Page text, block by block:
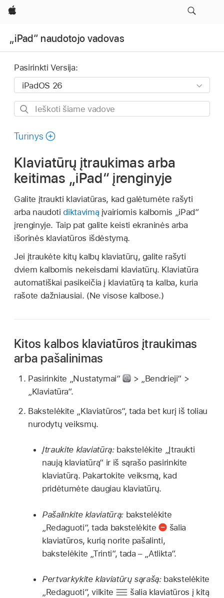
Apple
„iPad“ naudotojo vadovas
Pasirinkti Versija:
Ieškoti
vadove
Turinys
Klaviatūrų įtraukimas arba
keitimas „iPad“ įrenginyje
Galite įtraukti klaviatūras, kad galėtumėte rašyti
arba naudotidiktavimą įvairiomis kalbomis „iPad“
įrenginyje. Taip pat galite keisti ekraninės arba
išorinės klaviatūros išdėstymą.
Jei įtraukėte kitų kalbų klaviatūrų, galite rašyti
dviem kalbomis nekeisdami klaviatūrų. Klaviatūra
automatiškai pasikeičia į klaviatūrą ta kalba, kuria
rašote dažniausiai. (Ne visose kalbose.)
Kitos kalbos klaviatūros įtraukimas
arba pašalinimas
Pasirinkite „Nustatymai“
> „Bendrieji“ >
„Klaviatūra“.
Bakstelėkite „Klaviatūros“, tada bet kurį iš toliau
nurodytų veiksmų.
Įtraukite klaviatūrą: bakstelėkite „Įtraukti
naują klaviatūrą“ ir iš sąrašo pasirinkite
klaviatūrą. Pakartokite veiksmą, kad
pridėtumėte daugiau klaviatūrų.
Pašalinkite klaviatūrą: bakstelėkite
„Redaguoti“, tada bakstelėkite
šalia
klaviatūros, kurią norite pašalinti,
bakstelėkite „Trinti“, tada – „Atlikta“.
Pertvarkykite klaviatūrų sąrašą: bakstelėkite
„Redaguoti“, vilkite
šalia klaviatūros į kitą